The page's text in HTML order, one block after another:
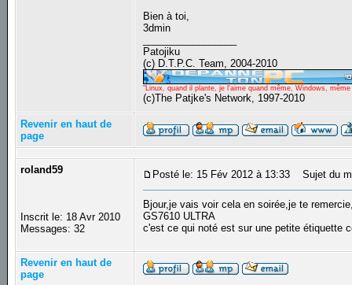
Bien à toi,
3dmin
Patojiku
(c) D.T.P.C. Team, 2004-2010
"Linux, quand il plante, je l'aime quand même, Windows,
(c)The Patjke's Network, 1997-2010
Revenir en haut de
page
roland59
Inscrit le: 18 Avr 2010
Messages: 32
Posté le: 15 Fév 2012 à 13:33 Sujet du
Bjour,je vais voir cela en soirée,je te
GS7610 ULTRA
c'est ce qui noté est sur une petite étiquette
Revenir en haut de
page